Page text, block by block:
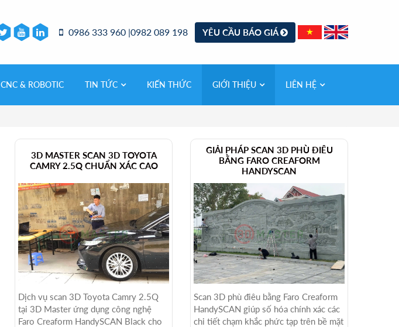
0986 333 960 |0982 089 198 YÊU CẦU BÁO GIÁ
CNC & ROBOTIC TIN TỨC KIẾN THỨC GIỚI THIỆU LIÊN HỆ
3D MASTER SCAN 3D TOYOTA
CAMRY 2.5Q CHUẨN XÁC CAO
Dịch vụ scan 3D Toyota Camry 2.5Q
tại 3D Master ứng dụng công nghệ
Faro Creaform HandySCAN Black cho
GIẢI PHÁP SCAN 3D PHÙ ĐIÊU
BẰNG FARO CREAFORM
HANDYSCAN
Scan 3D phù điêu bằng Faro Creaform
HandySCAN giúp số hóa chính xác các
chi tiết chạm khắc phức tạp trên bề mặt